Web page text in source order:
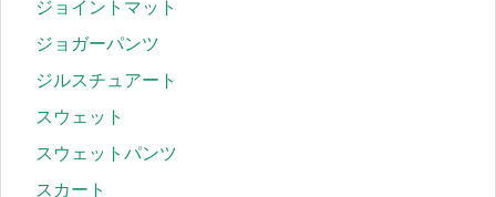
ジョイントマット
ジョガーパンツ
ジルスチュアート
スウェット
スウェットパンツ
スカート